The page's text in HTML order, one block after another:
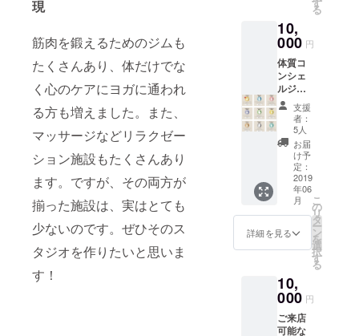
現
筋肉を鍛えるためのジムも
たくさんあり、体だけでな
く心のケアにヨガに通われ
る方も増えました。また、
マッサージなどリラクゼー
ション施設もたくさんあり
ます。ですが、その両方が
揃った施設は、実はとても
少ないのです。ぜひそのス
タジオを作りたいと思いま
す！
せを運
ぶ四葉
のク
ロー
バーが
隠れて
いま
す。 デ
ザイン
の希望
は、デ
ザイ
ナーに
できる
か確認
能な限
り尽力
ング、
美尻ト
レーニ
ング、
バラン
スト
レーニ
ング、
キネシ
ス、ピ
ラティ
スリ
フォー
マーの
レッス
ン、VR
エクサ
る ６０
分レッ
スンの
体験
る
10,
000 円
体質コ
ンシェ
ルジュ
のKaori
が、金
沢大学
の医師
軍と合
同研究
する、
中医学
をベー
スとし
た未病
（病気
になる
気防
ぐ）の
ため
の、体
質
支援
者：
5人
お届
け予
定：
2019
年06
月
詳細を見る
こ
の
リ
タ
ー
ン
を
選
択
す
る
10,
000 円
ご来店
可能な